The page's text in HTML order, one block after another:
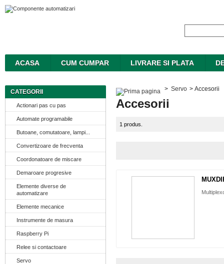
ACASA CUM CUMPAR LIVRARE SI PLATA
CATEGORII
Actionari pas cu pas
Automate programabile
Butoane, comutatoare, lampi...
Convertizoare de frecventa
Coordonatoare de miscare
Demaroare progresive
Elemente diverse de
automatizare
Elemente mecanice
Instrumente de masura
Raspberry Pi
Relee si contactoare
Servo
> Servo > Accesorii
Accesorii
1 produs.